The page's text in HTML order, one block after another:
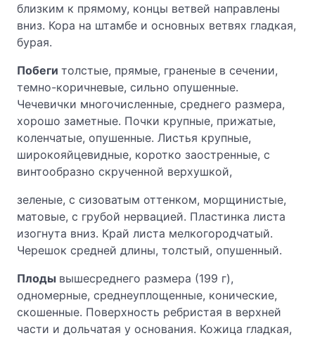
близким к прямому, концы ветвей направлены
вниз. Кора на штамбе и основных ветвях гладкая,
бурая.
Побеги толстые, прямые, граненые в сечении,
темно-коричневые, сильно опушенные.
Чечевички многочисленные, среднего размера,
хорошо заметные. Почки крупные, прижатые,
коленчатые, опушенные. Листья крупные,
широкояйцевидные, коротко заостренные, с
винтообразно скрученной верхушкой,
зеленые, с сизоватым оттенком, морщинистые,
матовые, с грубой нервацией. Пластинка листа
изогнута вниз. Край листа мелкогородчатый.
Черешок средней длины, толстый, опушенный.
Плоды вышесреднего размера (199 г),
одномерные, среднеуплощенные, конические,
скошенные. Поверхность ребристая в верхней
части и дольчатая у основания. Кожица гладкая,